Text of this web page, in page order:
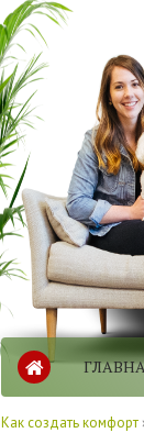
Как создать комфорт